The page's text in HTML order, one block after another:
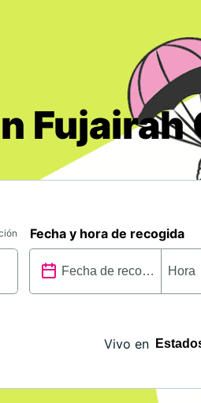
Fecha y hora de recogida
Vivo en